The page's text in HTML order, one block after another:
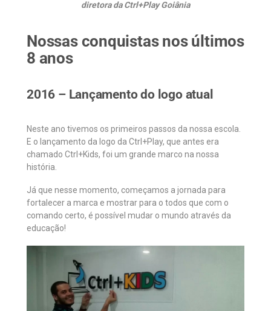
diretora da Ctrl+Play Goiânia
Nossas conquistas nos últimos
8 anos
2016 – Lançamento do logo atual
Neste ano tivemos os primeiros passos da nossa escola.
E o lançamento da logo da Ctrl+Play, que antes era
chamado Ctrl+Kids, foi um grande marco na nossa
história.
Já que nesse momento, começamos a jornada para
fortalecer a marca e mostrar para o todos que com o
comando certo, é possível mudar o mundo através da
educação!